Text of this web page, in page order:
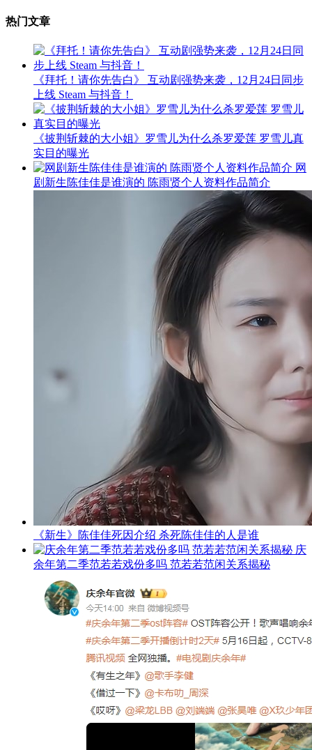
热门文章
《拜托！请你先告白》 互动剧强势来袭，12月24日同步
上线 Steam 与抖音！
《披荆斩棘的大小姐》罗雪儿为什么杀罗爱莲 罗雪儿真
实目的曝光
网
剧新生陈佳佳是谁演的 陈雨贤个人资料作品简介
《新生》陈佳佳死因介绍 杀死陈佳佳的人是谁
庆
余年第二季范若若戏份多吗 范若若范闲关系揭秘